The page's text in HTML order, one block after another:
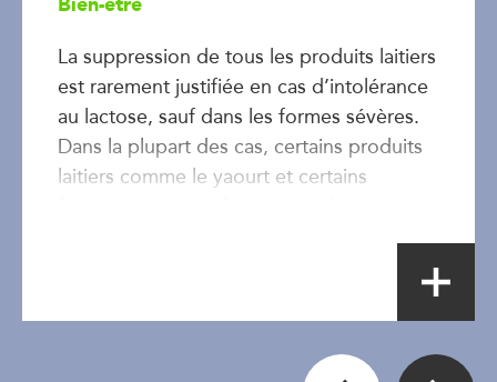
La suppression de tous les produits laitiers
est rarement justifiée en cas d’intolérance
au lactose, sauf dans les formes sévères.
Dans la plupart des cas, certains produits
laitiers comme le yaourt et certains